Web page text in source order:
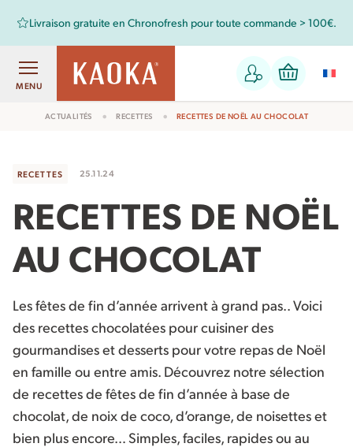
Retrouvez aussi les chocolats Kaoka dans votre magasin bio !
MENU
ACTUALITÉS RECETTES RECETTES DE NOËL AU CHOCOLAT
RECETTES 25.11.24
RECETTES DE NOËL
AU CHOCOLAT
Les fêtes de fin d’année arrivent à grand pas.. Voici
des recettes chocolatées pour cuisiner des
gourmandises et desserts pour votre repas de Noël
en famille ou entre amis. Découvrez notre sélection
de recettes de fêtes de fin d’année à base de
chocolat, de noix de coco, d’orange, de noisettes et
bien plus encore… Simples, faciles, rapides ou au